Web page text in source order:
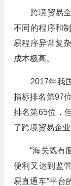
跨境贸易全
不同的程序和
易程序异常复
成本极高。
2017年我国
指标排名第97
排名第65位，
了跨境贸易企
“海关既有服
便利又达到监
易直通车”平台